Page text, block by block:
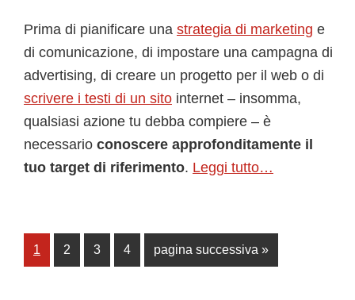
Prima di pianificare una strategia di marketing e
di comunicazione, di impostare una campagna di
advertising, di creare un progetto per il web o di
scrivere i testi di un sito internet – insomma,
qualsiasi azione tu debba compiere – è
necessario conoscere approfonditamente il
tuo target di riferimento. Leggi tutto…
Pagina
1 Pagina
2 Pagina
3 Pagina
4
Vai
alla
pagina successiva »